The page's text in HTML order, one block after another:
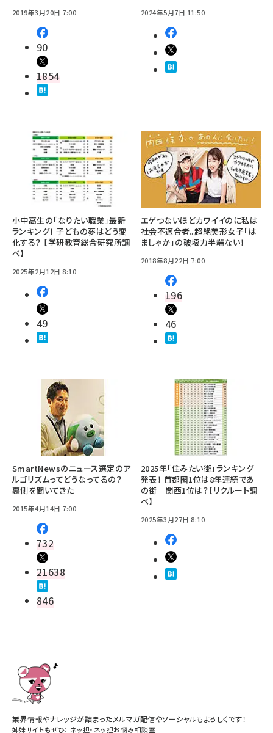
2019年3月20日 7:00
90
1854
2024年5月7日 11:50
小中高生の「なりたい職業」最新
ランキング！ 子どもの夢はどう変
化する？ 【学研教育総合研究所調
べ】
2025年2月12日 8:10
49
エゲつないほどカワイイのに私は
社会不適合者。超絶美形女子「は
ましゃか」の破壊力半端ない！
2018年8月22日 7:00
196
46
SmartNewsのニュース選定のア
ルゴリズムってどうなってるの？
裏側を聞いてきた
2015年4月14日 7:00
732
21638
846
2025年「住みたい街」ランキング
発表！ 首都圏1位は8年連続であ
の街 関西1位は？【リクルート調
べ】
2025年3月27日 8:10
業界情報やナレッジが詰まったメルマガ配信やソーシャルもよろしくです！
姉妹サイトもぜひ： ネッ担・ ネッ担お悩み相談室